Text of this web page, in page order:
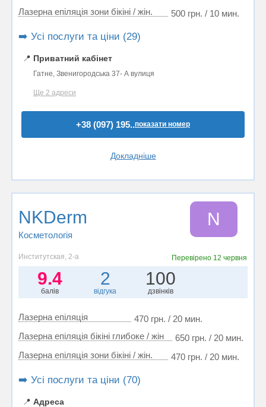
Лазерна епіляція зони бікіні / жін.
500 грн. / 10 мин.
➡️ Усі послуги та ціни (29)
📍 Приватний кабінет
Гатне, Звенигородська 37- А вулиця
Ще 2 адреси
+38 (097) 195..показати номер
Докладніше
NKDerm
Косметологія
N
Институтская, 2-а Перевірено 12 червня
9.4
балів
2
відгука
100
дзвінків
Лазерна епіляція
470 грн. / 20 мин.
Лазерна епіляція бікіні глибоке / жін
650 грн. / 20 мин.
Лазерна епіляція зони бікіні / жін.
470 грн. / 20 мин.
➡️ Усі послуги та ціни (70)
📍 Адреса